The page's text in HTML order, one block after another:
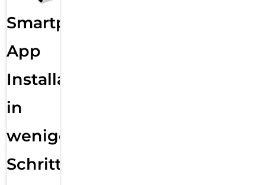
Smartphone
App
Installation
in
wenigen
Schritten